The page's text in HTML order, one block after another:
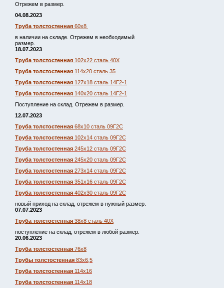
Отрежем в размер.
04.08.2023
Труба толстостенная 60х8
в наличии на складе. Отрежем в необходимый
размер.
18.07.2023
Труба толстостенная 102х22 сталь 40Х
Труба толстостенная 114х20 сталь 35
Труба толстостенная 127х18 сталь 14Г2-1
Труба толстостенная 140х20 сталь 14Г2-1
Поступление на склад. Отрежем в размер.
12.07.2023
Труба толстостенная 68х10 сталь 09Г2С
Труба толстостенная 102х14 сталь 09Г2С
Труба толстостенная 245х12 сталь 09Г2С
Труба толстостенная 245х20 сталь 09Г2С
Труба толстостенная 273х14 сталь 09Г2С
Труба толстостенная 351х16 сталь 09Г2С
Труба толстостенная 402х30 сталь 09Г2С
новый приход на склад, отрежем в нужный размер.
07.07.2023
Труба толстостенная 38х8 сталь 40Х
поступление на склад, отрежем в любой размер.
20.06.2023
Труба толстостенная 76х8
Трубы толстостенная 83х6,5
Труба толстостенная 114х16
Труба толстостенная 114х18